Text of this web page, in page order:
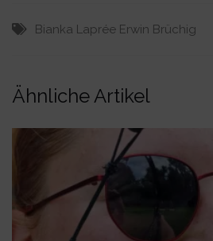
Bianka Laprée Erwin Brüchig
Ähnliche Artikel